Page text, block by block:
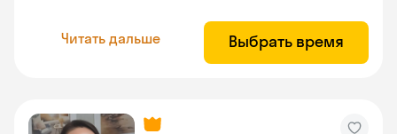
Читать дальше Выбрать время